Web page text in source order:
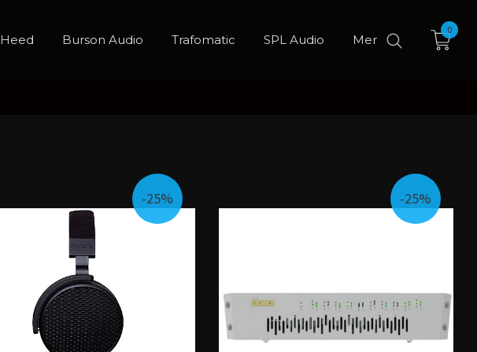
Heed Burson Audio Trafomatic SPL Audio Mer
0
-25% -25%